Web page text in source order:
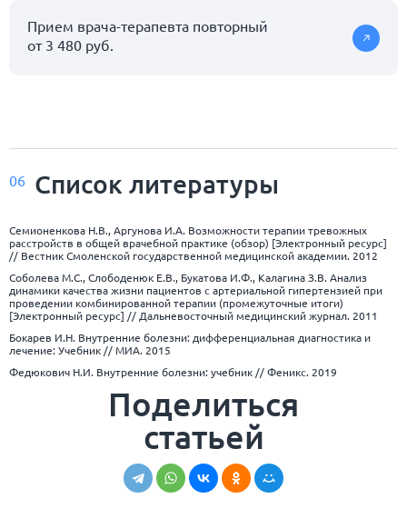
Прием врача-терапевта повторный
от 3 480 руб.
06 Список литературы
Семионенкова Н.В., Аргунова И.А. Возможности терапии тревожных
расстройств в общей врачебной практике (обзор) [Электронный ресурс]
// Вестник Смоленской государственной медицинской академии. 2012
Соболева М.С., Слободенюк Е.В., Букатова И.Ф., Калагина З.В. Анализ
динамики качества жизни пациентов с артериальной гипертензией при
проведении комбинированной терапии (промежуточные итоги)
[Электронный ресурс] // Дальневосточный медицинский журнал. 2011
Бокарев И.Н. Внутренние болезни: дифференциальная диагностика и
лечение: Учебник // МИА. 2015
Федюкович Н.И. Внутренние болезни: учебник // Феникс. 2019
Поделиться
статьей